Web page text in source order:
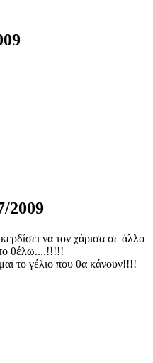
2009
να τον χάρισα σε άλλο
θέλω....!!!!!
το γέλιο που θα κάνουν!!!!